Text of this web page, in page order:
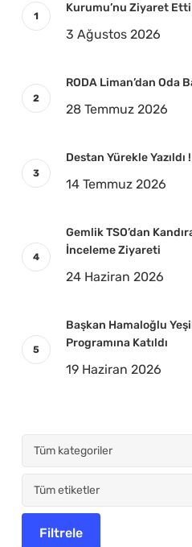
Kurumu’nu Ziyaret Etti
3 Ağustos 2026
RODA Liman’dan Oda
28 Temmuz 2026
Destan Yürekle Yazıldı !
14 Temmuz 2026
Gemlik TSO’dan
İnceleme Ziyareti
24 Haziran 2026
Başkan Hamaloğlu
Programına Katıldı
19 Haziran 2026